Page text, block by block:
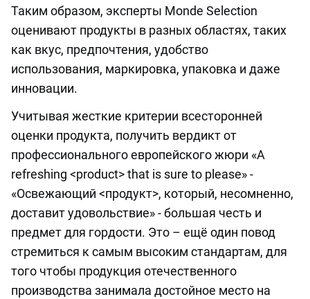
Таким образом, эксперты Monde Selection
оценивают продукты в разных областях, таких
как вкус, предпочтения, удобство
использования, маркировка, упаковка и даже
инновации.
Учитывая жесткие критерии всесторонней
оценки продукта, получить вердикт от
профессионального европейского жюри «A
refreshing <product> that is sure to please» -
«Освежающий <продукт>, который, несомненно,
доставит удовольствие» - большая честь и
предмет для гордости. Это – ещё один повод
стремиться к самым высоким стандартам, для
того чтобы продукция отечественного
производства занимала достойное место на